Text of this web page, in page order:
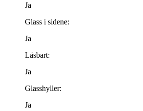
Ja
Glass i sidene:
Ja
Låsbart:
Ja
Glasshyller:
Ja